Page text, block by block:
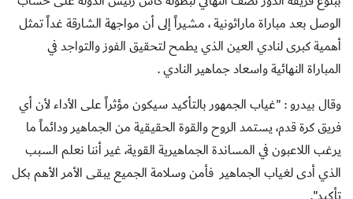
الوصل بعد مباراة ماراثونية ، مشيراً إلى أن مواجهة الشارقة غداً تمثل
أهمية كبرى لنادي العين الذي يطمح لتحقيق الفوز والتواجد في
المباراة النهائية واسعاد جماهير النادي .
وقال بيدرو : "غياب الجمهور بالتأكيد سيكون مؤثراً على الأداء لأن أي
فريق كرة قدم، يستمد الروح والقوة الحقيقية من الجماهير ودائماً ما
يرغب اللاعبون في المساندة الجماهيرية القوية، غير أننا نعلم السبب
الذي أدى لغياب الجماهير فأمن وسلامة الجميع يبقى الأمر الأهم بكل